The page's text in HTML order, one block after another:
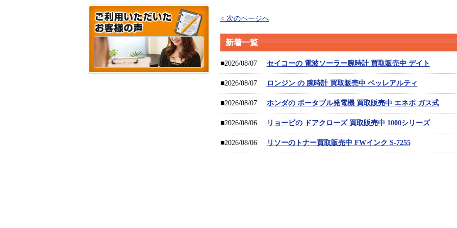
< 次のページへ
新着一覧
■2026/08/07 セイコーの 電波ソーラー腕時計 買取販売中 デイト
■2026/08/07 ロンジン の 腕時計 買取販売中 ベッレアルティ
■2026/08/07 ホンダの ポータブル発電機 買取販売中 エネポ ガス式
■2026/08/06 リョービの ドアクローズ 買取販売中 1000シリーズ
■2026/08/06 リソーのトナー買取販売中 FWインク S-7255